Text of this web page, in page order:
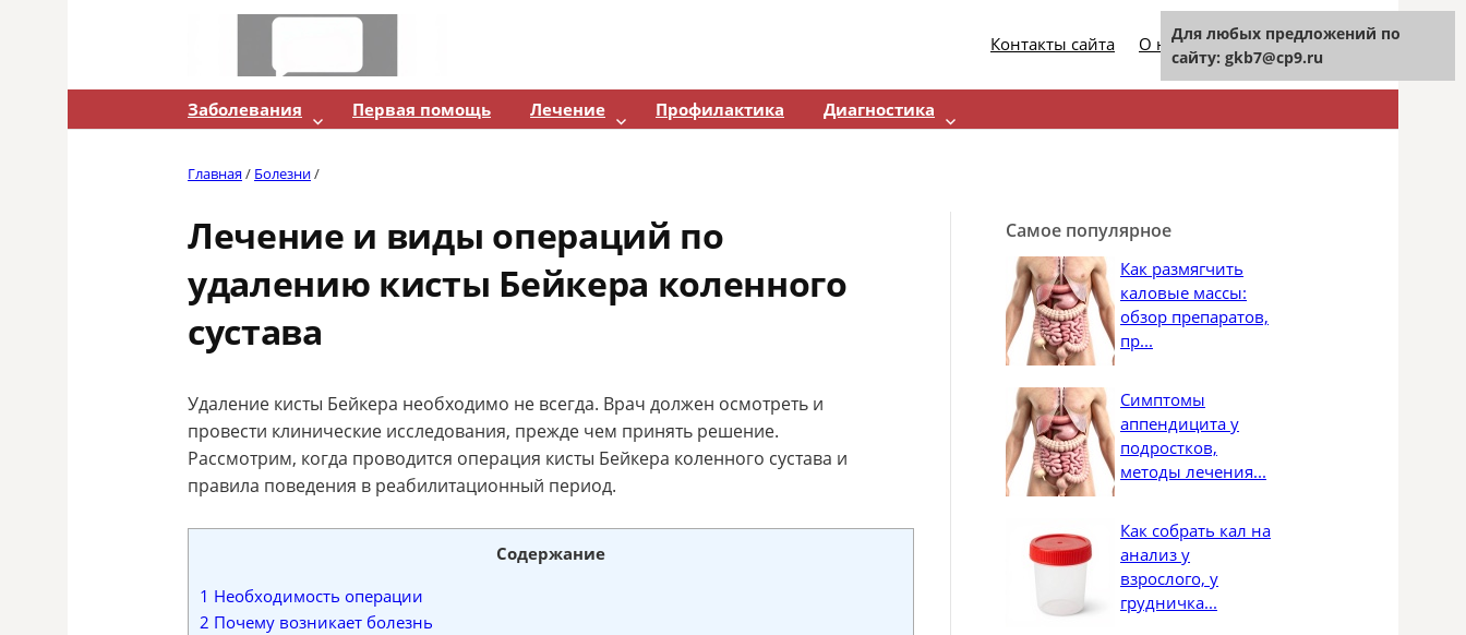
Контакты сайта О нашем проекте
Заболевания Первая помощь Лечение Профилактика Диагностика
Главная/ Болезни/
Лечение и виды операций по
удалению кисты Бейкера коленного
сустава
Удаление кисты Бейкера необходимо не всегда. Врач должен осмотреть и
провести клинические исследования, прежде чем принять решение.
Рассмотрим, когда проводится операция кисты Бейкера коленного сустава и
правила поведения в реабилитационный период.
Содержание
1 Необходимость операции
2 Почему возникает болезнь
Самое популярное
Как размягчить
каловые массы:
обзор препаратов,
пр...
Симптомы
аппендицита у
подростков,
методы лечения...
Как собрать кал на
анализ у
взрослого, у
грудничка...
Для любых предложений по
сайту: gkb7@cp9.ru